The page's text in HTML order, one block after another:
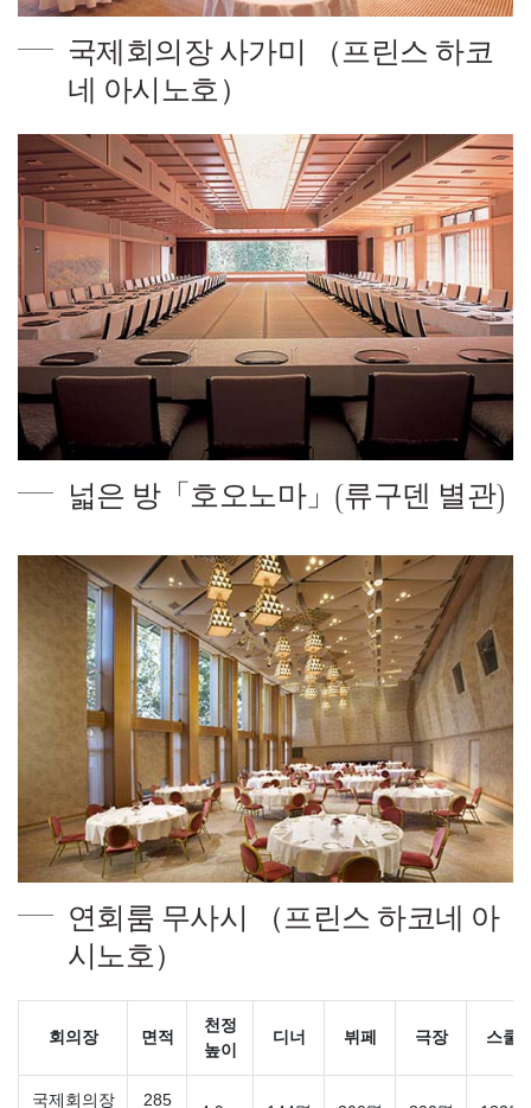
국제회의장 사가미 （프린스 하코
네 아시노호）
넓은 방「호오노마」(류구덴 별관)
연회룸 무사시 （프린스 하코네 아
시노호）
회의장 면적
천정
높이
디너 뷔페 극장 스쿨
국제회의장 285